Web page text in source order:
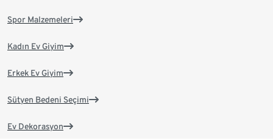
Spor Malzemeleri
Kadın Ev Giyim
Erkek Ev Giyim
Sütyen Bedeni Seçimi
Ev Dekorasyon